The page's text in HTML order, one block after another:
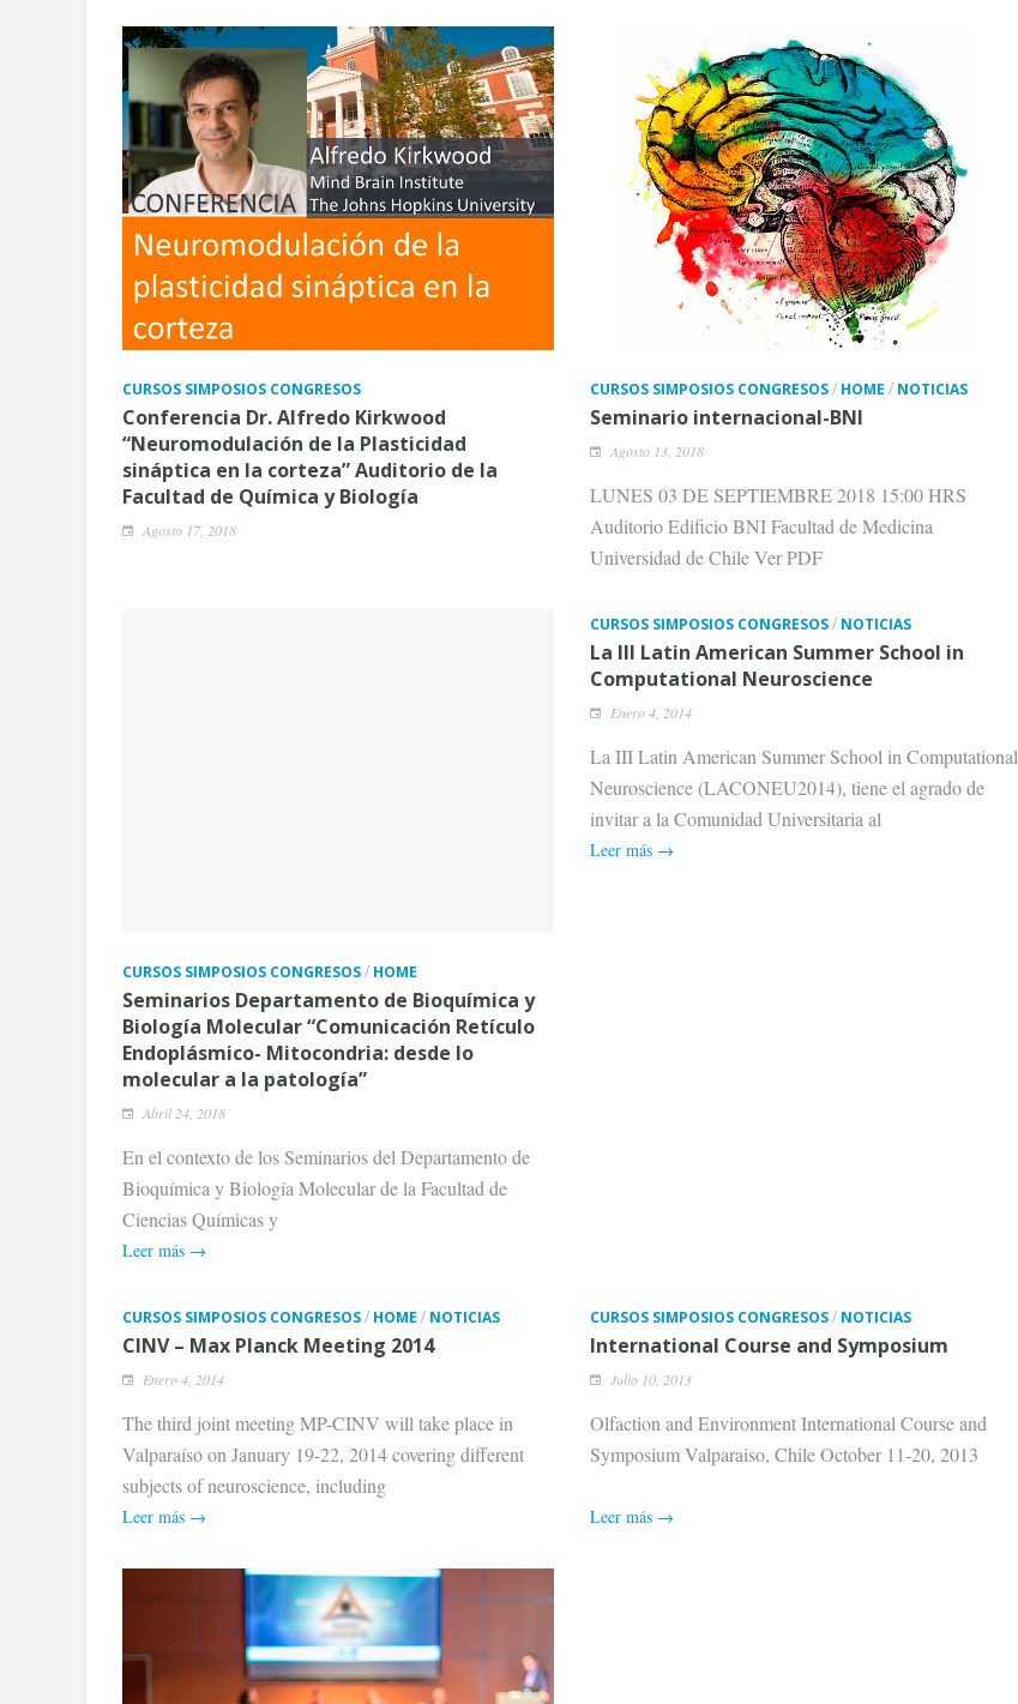
CURSOS SIMPOSIOS CONGRESOS
Conferencia Dr. Alfredo Kirkwood
“Neuromodulación de la Plasticidad
sináptica en la corteza” Auditorio de la
Facultad de Química y Biología
Agosto 17, 2018
CURSOS SIMPOSIOS CONGRESOS/ HOME / NOTICIAS
Seminario internacional-BNI
Agosto 13, 2018
LUNES 03 DE SEPTIEMBRE 2018 15:00 HRS
Auditorio Edificio BNI Facultad de Medicina
Universidad de Chile Ver PDF
CURSOS SIMPOSIOS CONGRESOS/ HOME
Seminarios Departamento de Bioquímica y
Biología Molecular “Comunicación Retículo
Endoplásmico- Mitocondria: desde lo
molecular a la patología”
Abril 24, 2018
En el contexto de los Seminarios del Departamento de
Bioquímica y Biología Molecular de la Facultad de
Ciencias Químicas y
Leer más →
CURSOS SIMPOSIOS CONGRESOS/ NOTICIAS
La III Latin American Summer School in
Computational Neuroscience
Enero 4, 2014
La III Latin American Summer School in Computational
Neuroscience (LACONEU2014), tiene el agrado de
invitar a la Comunidad Universitaria al
Leer más →
CURSOS SIMPOSIOS CONGRESOS/ HOME / NOTICIAS
CINV – Max Planck Meeting 2014
Enero 4, 2014
The third joint meeting MP-CINV will take place in
Valparaíso on January 19-22, 2014 covering different
subjects of neuroscience, including
Leer más →
CURSOS SIMPOSIOS CONGRESOS/ NOTICIAS
International Course and Symposium
Julio 10, 2013
Olfaction and Environment International Course and
Symposium Valparaiso, Chile October 11-20, 2013
Leer más →